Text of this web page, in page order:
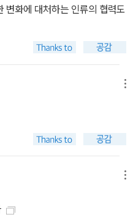
서 생성되었을 수도 있다. 주
에너지와 화학 물질 원료가 만
보는 과학자들도 있다. 이렇
들을 낳았다. 이 책은 생
생명의 정의를 아는 것에서
든 생명을 배려하고 돌보아야
모든 생명을 다른 관점에서
변화에 대처하는 인류의 협력도